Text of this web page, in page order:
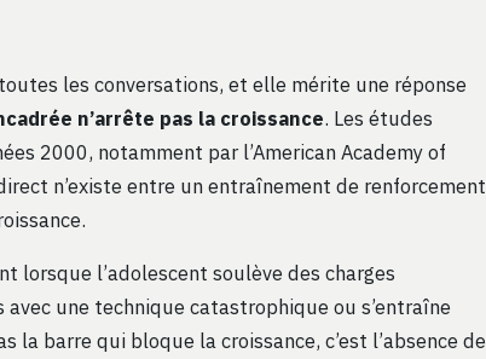
les conversations, et elle mérite une réponse
n’arrête pas la croissance. Les études
2000, notamment par l’American Academy of
n’existe entre un entraînement de renforcement
lorsque l’adolescent soulève des charges
une technique catastrophique ou s’entraîne
la barre qui bloque la croissance, c’est l’absence de